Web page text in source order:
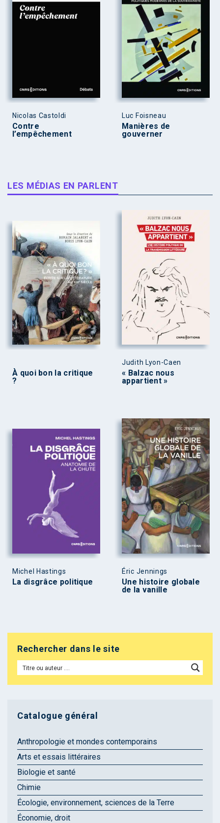
Nicolas Castoldi
Contre
l’empêchement
Luc Foisneau
Manières de
gouverner
LES MÉDIAS EN PARLENT
À quoi bon la critique
?
Judith Lyon-Caen
« Balzac nous
appartient »
Michel Hastings
La disgrâce politique
Éric Jennings
Une histoire globale
de la vanille
Rechercher dans le site
Catalogue général
Anthropologie et mondes contemporains
Arts et essais littéraires
Biologie et santé
Chimie
Écologie, environnement, sciences de la Terre
Économie, droit